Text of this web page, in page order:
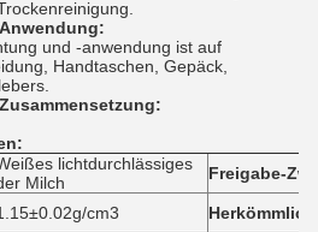
und -anwendung ist auf
Handtaschen, Gepäck,
lichtdurchlässiges
Milch
Freigabe-
cm3